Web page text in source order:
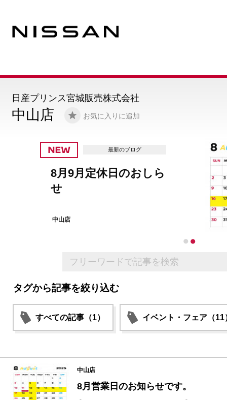
中山店 お気に入りに追加
日産プリンス宮城販売株式会社
最新のブ
名取イオンで展
タグから記事を絞り込む
すべての記事（1） イベント・フェア（11
中山店
8月営業日のお知らせです。